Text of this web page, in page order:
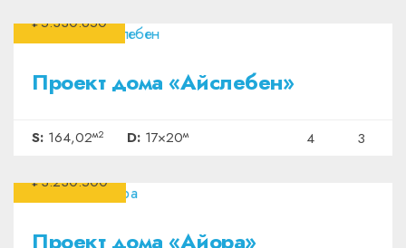
₽5.330.650
Проект дома «Айслебен»
S: 164,02м2 D: 17×20м 4 3
₽3.230.500
Проект дома «Айора»